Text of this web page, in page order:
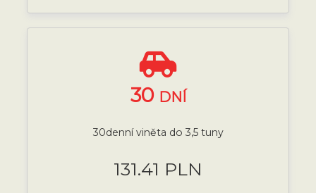
30 DNÍ
30denní viněta do 3,5 tuny
131.41 PLN